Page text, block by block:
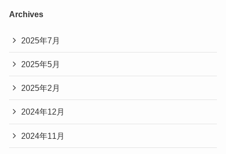
Archives
2025年7月
2025年5月
2025年2月
2024年12月
2024年11月